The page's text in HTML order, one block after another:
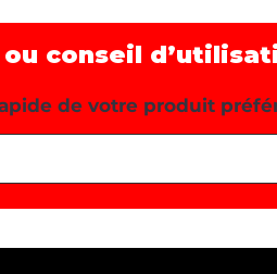
conseil
de votre produit